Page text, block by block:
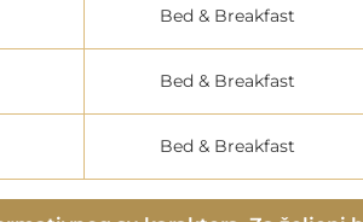
Bed & Breakfast
Bed & Breakfast
Bed & Breakfast